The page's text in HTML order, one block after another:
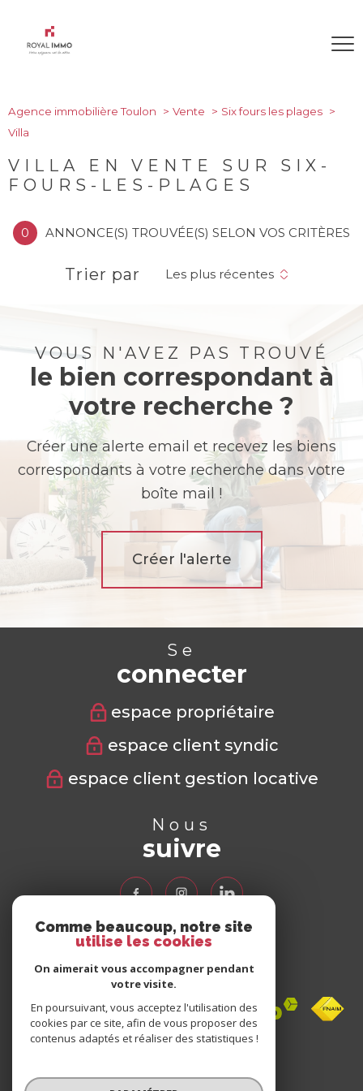
Agence immobilière Toulon Vente
Six fours les plages
Villa
VILLA EN VENTE SUR SIX-
FOURS-LES-PLAGES
0 ANNONCE(S) TROUVÉE(S) SELON VOS CRITÈRES
Trier par Les plus récentes
VOUS N'AVEZ PAS TROUVÉ
le bien correspondant à
votre recherche ?
Créer une alerte email et recevez les biens
correspondants à votre recherche dans votre
boîte mail !
Créer l'alerte
Se
connecter
espace propriétaire
espace client syndic
espace client gestion locative
Nous
suivre
Nous
adhérons
clients
Comme beaucoup, notre site
utilise les cookies
On aimerait vous accompagner pendant
votre visite.
En poursuivant, vous acceptez l'utilisation des
cookies par ce site, afin de vous proposer des
contenus adaptés et réaliser des statistiques !